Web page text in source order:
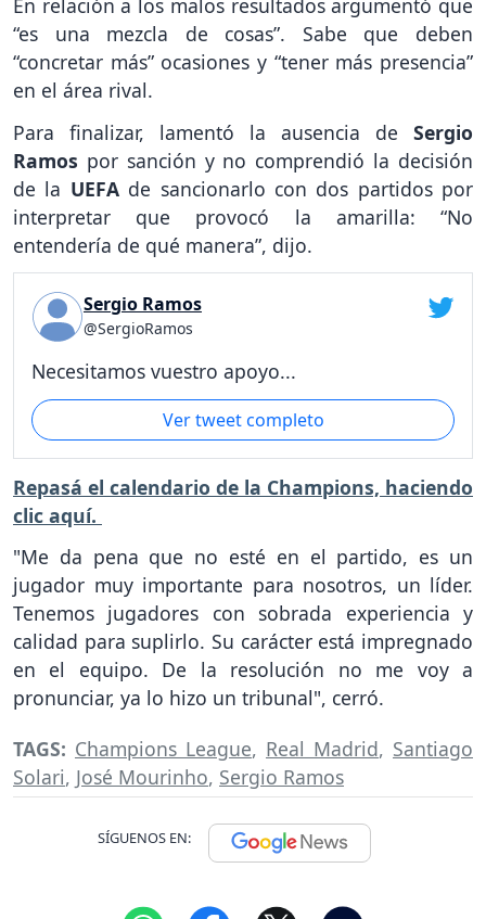
“es una mezcla de cosas”. Sabe que deben
“concretar más” ocasiones y “tener más presencia”
en el área rival.
Para finalizar, lamentó la ausencia de Sergio
Ramos por sanción y no comprendió la decisión
de la UEFAde sancionarlo con dos partidos por
interpretar que provocó la amarilla: “No
entendería de qué manera”, dijo.
Sergio Ramos
@SergioRamos
Necesitamos vuestro apoyo...
Ver tweet completo
Repasá el calendario de la Champions, haciendo
clic aquí.
"Me da pena que no esté en el partido, es un
jugador muy importante para nosotros, un líder.
Tenemos jugadores con sobrada experiencia y
calidad para suplirlo. Su carácter está impregnado
en el equipo. De la resolución no me voy a
pronunciar, ya lo hizo un tribunal", cerró.
TAGS: Champions League, Real Madrid, Santiago
Solari, José Mourinho, Sergio Ramos
SÍGUENOS EN: